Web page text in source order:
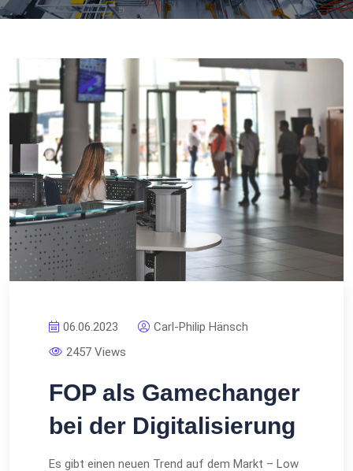
06.06.2023
Carl-Philip Hänsch
2457 Views
FOP als Gamechanger
bei der Digitalisierung
Es gibt einen neuen Trend auf dem Markt – Low